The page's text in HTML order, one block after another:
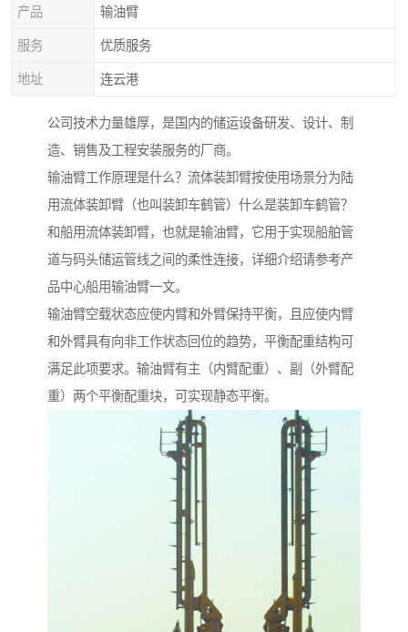
产品 输油臂
服务 优质服务
地址 连云港
公司技术力量雄厚，是国内的储运设备研发、设计、制
造、销售及工程安装服务的厂商。
输油臂工作原理是什么？流体装卸臂按使用场景分为陆
用流体装卸臂（也叫装卸车鹤管）什么是装卸车鹤管？
和船用流体装卸臂，也就是输油臂，它用于实现船舶管
道与码头储运管线之间的柔性连接，详细介绍请参考产
品中心船用输油臂一文。
输油臂空载状态应使内臂和外臂保持平衡，且应使内臂
和外臂具有向非工作状态回位的趋势，平衡配重结构可
满足此项要求。输油臂有主（内臂配重）、副（外臂配
重）两个平衡配重块，可实现静态平衡。